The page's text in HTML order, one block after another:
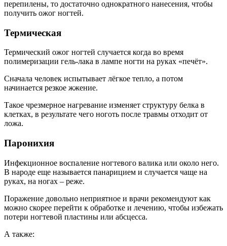
перепилены, то достаточно однократного нанесения, чтобы
получить ожог ногтей.
Термическая
Термический ожог ногтей случается когда во время
полимеризации гель-лака в лампе ногти на руках «печёт».
Сначала человек испытывает лёгкое тепло, а потом
начинается резкое жжение.
Такое чрезмерное нагревание изменяет структуру белка в
клетках, в результате чего ноготь после травмы отходит от
ложа.
Паронихия
Инфекционное воспаление ногтевого валика или около него.
В народе еще называется панарицием и случается чаще на
руках, на ногах – реже.
Поражение довольно неприятное и врачи рекомендуют как
можно скорее перейти к обработке и лечению, чтобы избежать
потери ногтевой пластины или абсцесса.
А также: